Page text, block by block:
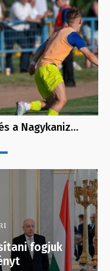
a Nagykaniz…
fogjuk